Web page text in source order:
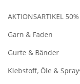
AKTIONSARTIKEL 50%
Garn & Faden
Gurte & Bänder
Klebstoff, Öle &